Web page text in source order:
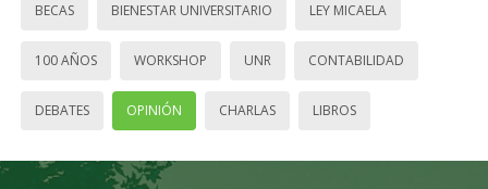
BECAS BIENESTAR UNIVERSITARIO LEY MICAELA
100 AÑOS WORKSHOP UNR CONTABILIDAD
DEBATES OPINIÓN CHARLAS LIBROS